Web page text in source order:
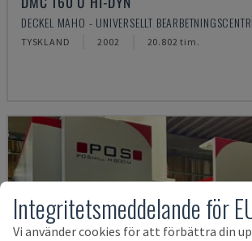
DECKEL MAHO - UNIVERSELLT
TYSKLAND 2002 20.802 tim.
Integritetsmeddelande för
Vi använder cookies för att förbättra din